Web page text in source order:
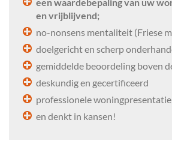
en vrijblijvend;
no-nonsens mentaliteit (Friese
doelgericht en scherp
gemiddelde beoordeling boven
deskundig en gecertificeerd
professionele woningpresentatie
en denkt in kansen!